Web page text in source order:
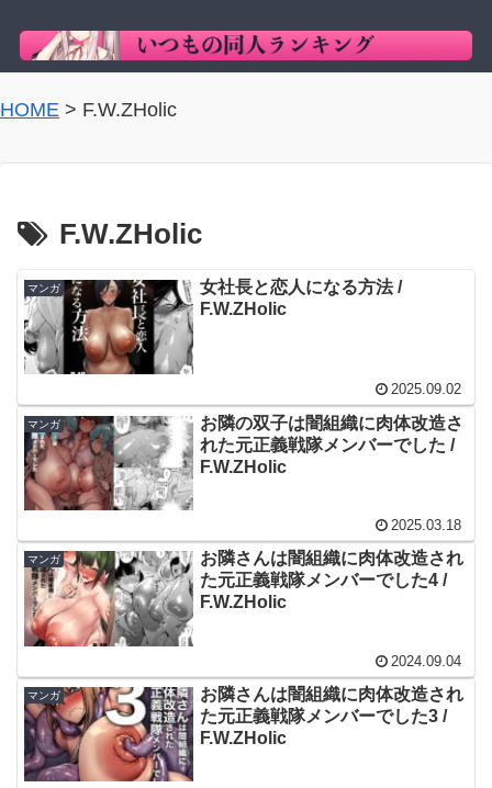
HOME > F.W.ZHolic
F.W.ZHolic
マンガ
女社長と恋人になる方法 /
F.W.ZHolic
2025.09.02
マンガ
お隣の双子は闇組織に肉体改造さ
れた元正義戦隊メンバーでした /
F.W.ZHolic
2025.03.18
マンガ
お隣さんは闇組織に肉体改造され
た元正義戦隊メンバーでした4 /
F.W.ZHolic
2024.09.04
マンガ
お隣さんは闇組織に肉体改造され
た元正義戦隊メンバーでした3 /
F.W.ZHolic